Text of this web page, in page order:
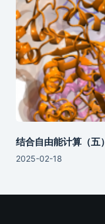
结合自由能计算（五）
2025-02-18